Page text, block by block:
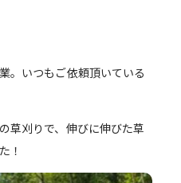
。いつもご依頼頂いている
草刈りで、伸びに伸びた草
！